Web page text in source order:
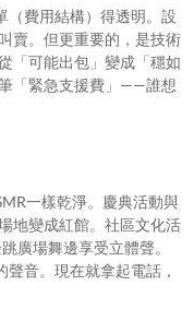
費用結構）得透明。設
賣。但更重要的，是技術
「可能出包」變成「穩如
「緊急支援費」——誰想
一樣乾淨。慶典活動與
地變成紅館。社區文化活
廣場舞邊享受立體聲。
音。現在就拿起電話，